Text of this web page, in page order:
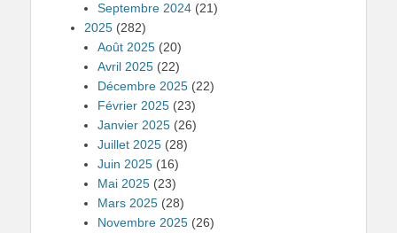
Septembre 2024 (21)
2025 (282)
Août 2025 (20)
Avril 2025 (22)
Décembre 2025 (22)
Février 2025 (23)
Janvier 2025 (26)
Juillet 2025 (28)
Juin 2025 (16)
Mai 2025 (23)
Mars 2025 (28)
Novembre 2025 (26)